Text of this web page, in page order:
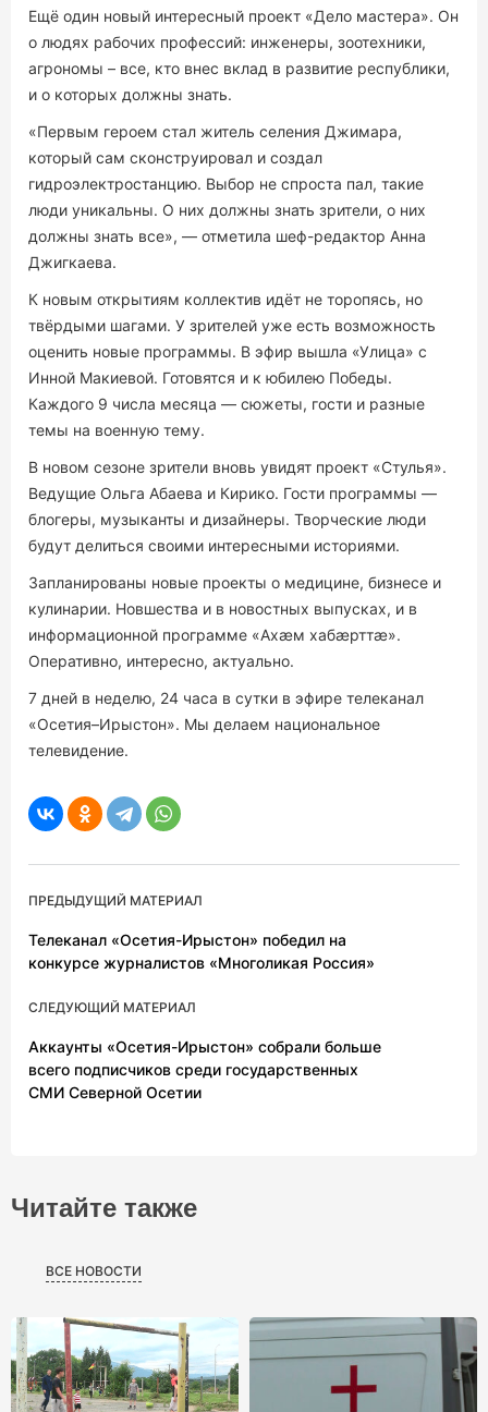
Ещё один новый интересный проект «Дело мастера». Он
о людях рабочих профессий: инженеры, зоотехники,
агрономы – все, кто внес вклад в развитие республики,
и о которых должны знать.
«Первым героем стал житель селения Джимара,
который сам сконструировал и создал
гидроэлектростанцию. Выбор не спроста пал, такие
люди уникальны. О них должны знать зрители, о них
должны знать все», — отметила шеф-редактор Анна
Джигкаева.
К новым открытиям коллектив идёт не торопясь, но
твёрдыми шагами. У зрителей уже есть возможность
оценить новые программы. В эфир вышла «Улица» с
Инной Макиевой. Готовятся и к юбилею Победы.
Каждого 9 числа месяца — сюжеты, гости и разные
темы на военную тему.
В новом сезоне зрители вновь увидят проект «Стулья».
Ведущие Ольга Абаева и Кирико. Гости программы —
блогеры, музыканты и дизайнеры. Творческие люди
будут делиться своими интересными историями.
Запланированы новые проекты о медицине, бизнесе и
кулинарии. Новшества и в новостных выпусках, и в
информационной программе «Ахæм хабæрттæ».
Оперативно, интересно, актуально.
7 дней в неделю, 24 часа в сутки в эфире телеканал
«Осетия–Ирыстон». Мы делаем национальное
телевидение.
ПРЕДЫДУЩИЙ МАТЕРИАЛ
Телеканал «Осетия-Ирыстон» победил на
конкурсе журналистов «Многоликая Россия»
СЛЕДУЮЩИЙ МАТЕРИАЛ
Аккаунты «Осетия-Ирыстон» собрали больше
всего подписчиков среди государственных
СМИ Северной Осетии
Читайте также
ВСЕ НОВОСТИ